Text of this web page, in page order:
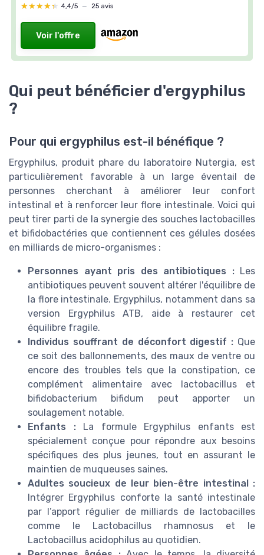
★★★★★
★★★★★ 4,4/5 — 25 avis
Voir l'offre
Qui peut bénéficier d'ergyphilus
?
Pour qui ergyphilus est-il bénéfique ?
Ergyphilus, produit phare du laboratoire Nutergia, est
particulièrement favorable à un large éventail de
personnes cherchant à améliorer leur confort
intestinal et à renforcer leur flore intestinale. Voici qui
peut tirer parti de la synergie des souches lactobacilles
et bifidobactéries que contiennent ces gélules dosées
en milliards de micro-organismes :
Personnes ayant pris des antibiotiques :Les
antibiotiques peuvent souvent altérer l'équilibre de
la flore intestinale. Ergyphilus, notamment dans sa
version Ergyphilus ATB, aide à restaurer cet
équilibre fragile.
Individus souffrant de déconfort digestif : Que
ce soit des ballonnements, des maux de ventre ou
encore des troubles tels que la constipation, ce
complément alimentaire avec lactobacillus et
bifidobacterium bifidum peut apporter un
soulagement notable.
Enfants :La formule Ergyphilus enfants est
spécialement conçue pour répondre aux besoins
spécifiques des plus jeunes, tout en assurant le
maintien de muqueuses saines.
Adultes soucieux de leur bien-être intestinal :
Intégrer Ergyphilus conforte la santé intestinale
par l’apport régulier de milliards de lactobacilles
comme le Lactobacillus rhamnosus et le
Lactobacillus acidophilus au quotidien.